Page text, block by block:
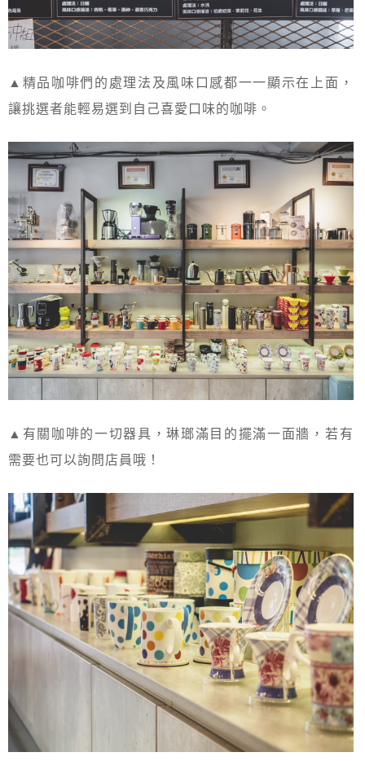
▲精品咖啡們的處理法及風味口感都一一顯示在上面，
讓挑選者能輕易選到自己喜愛口味的咖啡。
▲有關咖啡的一切器具，琳瑯滿目的擺滿一面牆，若有
需要也可以詢問店員哦！